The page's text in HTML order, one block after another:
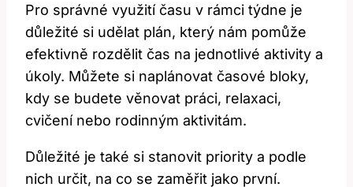
Pro správné využití času v rámci týdne je
důležité si udělat plán, který nám pomůže
efektivně rozdělit čas na jednotlivé aktivity a
úkoly. Můžete si naplánovat časové bloky,
kdy se budete věnovat práci, relaxaci,
cvičení nebo rodinným aktivitám.
Důležité je také si stanovit priority a podle
nich určit, na co se zaměřit jako první.